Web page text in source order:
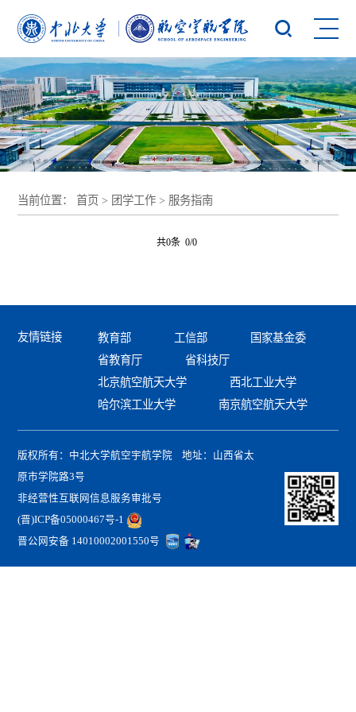
当前位置：首页 > 团学工作 > 服务指南
共0条 0/0
友情链接 教育部 工信部
国家基金委
省教育厅
省科技厅
北京航空航天大学
西北工业大学
哈尔滨工业大学
南京航空航天大学
版权所有：中北大学航空宇航学院 地址：山西省太
原市学院路3号
非经营性互联网信息服务审批号
(晋)ICP备05000467号-1
晋公网安备 14010002001550号